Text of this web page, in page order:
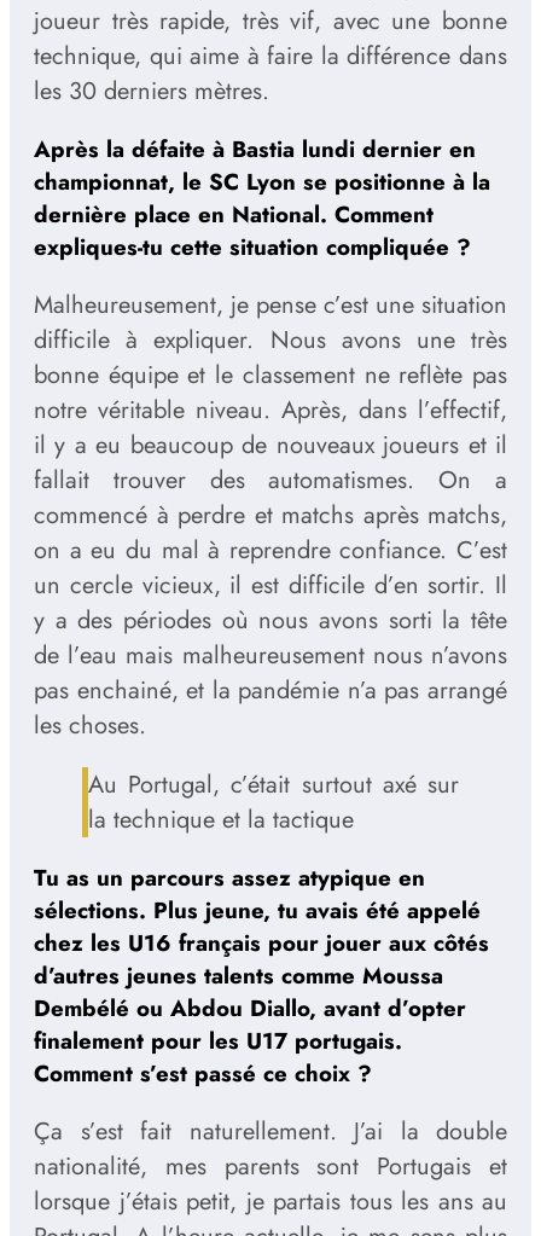
joueur très rapide, très vif, avec une bonne
technique, qui aime à faire la différence dans
les 30 derniers mètres.
Après la défaite à Bastia lundi dernier en
championnat, le SC Lyon se positionne à la
dernière place en National. Comment
expliques-tu cette situation compliquée ?
Malheureusement, je pense c’est une situation
difficile à expliquer. Nous avons une très
bonne équipe et le classement ne reflète pas
notre véritable niveau. Après, dans l’effectif,
il y a eu beaucoup de nouveaux joueurs et il
fallait trouver des automatismes. On a
commencé à perdre et matchs après matchs,
on a eu du mal à reprendre confiance. C’est
un cercle vicieux, il est difficile d’en sortir. Il
y a des périodes où nous avons sorti la tête
de l’eau mais malheureusement nous n’avons
pas enchainé, et la pandémie n’a pas arrangé
les choses.
Au Portugal, c’était surtout axé sur
la technique et la tactique
Tu as un parcours assez atypique en
sélections. Plus jeune, tu avais été appelé
chez les U16 français pour jouer aux côtés
d’autres jeunes talents comme Moussa
Dembélé ou Abdou Diallo, avant d’opter
finalement pour les U17 portugais.
Comment s’est passé ce choix ?
Ça s’est fait naturellement. J’ai la double
nationalité, mes parents sont Portugais et
lorsque j’étais petit, je partais tous les ans au